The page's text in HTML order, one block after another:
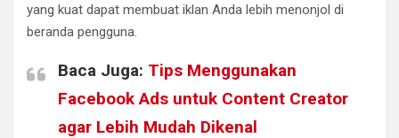
yang kuat dapat membuat iklan Anda lebih menonjol di
beranda pengguna.
Baca Juga: Tips Menggunakan
Facebook Ads untuk Content Creator
agar Lebih Mudah Dikenal